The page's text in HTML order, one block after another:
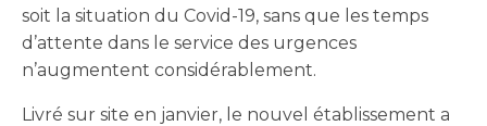
soit la situation du Covid-19, sans que les temps
d’attente dans le service des urgences
n’augmentent considérablement.
Livré sur site en janvier, le nouvel établissement a